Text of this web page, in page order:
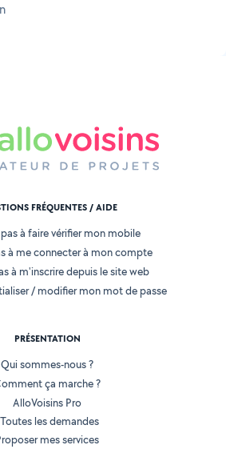
FRÉQUENTES / AIDE
pas à faire vérifier mon mobile
à me connecter à mon compte
à m'inscrire depuis le site web
/ modifier mon mot de passe
PRÉSENTATION
Qui sommes-nous ?
ça marche ?
AlloVoisins Pro
Toutes les demandes
mes services